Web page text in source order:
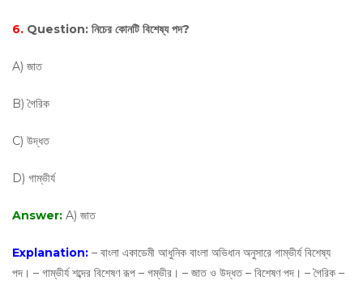
6. Question: নিচের কোনটি বিশেষ্য পদ?
A) জাত
B) গৈরিক
C) উদ্ধত
D) গাম্ভীর্য
Answer: A) জাত
Explanation: – বাংলা একাডেমী আধুনিক বাংলা অভিধান অনুসারে গাম্ভীর্য বিশেষ্য
পদ। – গাম্ভীর্য শব্দের বিশেষণ রূপ – গম্ভীর। – জাত ও উদ্ধত – বিশেষণ পদ। – গৈরিক –